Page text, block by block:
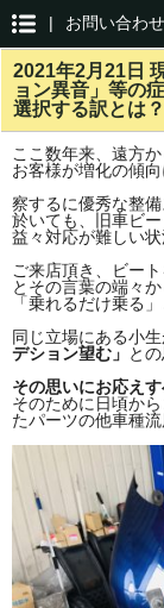
| お問い合わせ
2021年2月21日
ョン異音」等の
選択する訳とは？
ここ数年来、遠方
お客様が増化の傾向
察するに優秀な整
於いても、旧車ビ
益々対応が難しい状
ご来店頂き、ビー
とその言葉の端々
「乗れるだけ乗る
同じ立場にある小生
デション望む」 と
その思いにお応え
そのために日頃か
たパーツの他車種